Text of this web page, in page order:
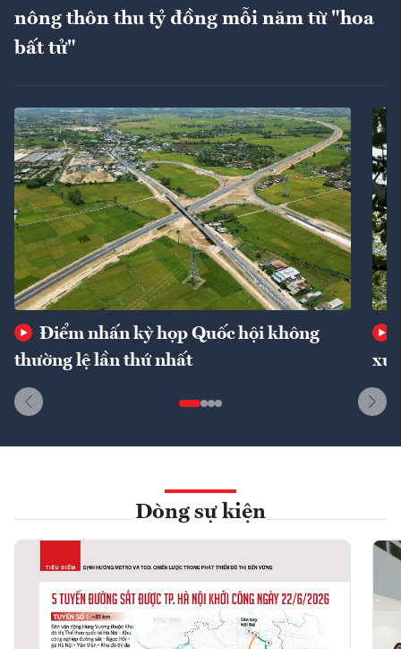
nông thôn thu tỷ đồng mỗi năm từ "hoa
bất tử"
Điểm nhấn kỳ họp Quốc hội không
thường lệ lần thứ nhất
Dòng sự kiện